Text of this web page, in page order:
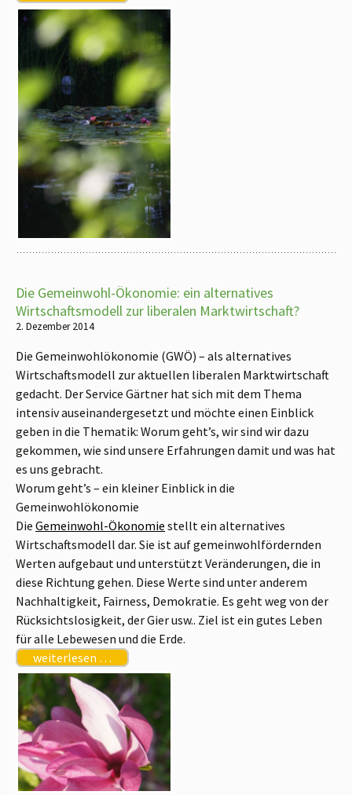
Die Gemeinwohl-Ökonomie: ein alternatives
Wirtschaftsmodell zur liberalen Marktwirtschaft?
2. Dezember 2014
Die Gemeinwohlökonomie (GWÖ) – als alternatives
Wirtschaftsmodell zur aktuellen liberalen Marktwirtschaft
gedacht. Der Service Gärtner hat sich mit dem Thema
intensiv auseinandergesetzt und möchte einen Einblick
geben in die Thematik: Worum geht’s, wir sind wir dazu
gekommen, wie sind unsere Erfahrungen damit und was hat
es uns gebracht.
Worum geht’s – ein kleiner Einblick in die
Gemeinwohlökonomie
Die Gemeinwohl-Ökonomie stellt ein alternatives
Wirtschaftsmodell dar. Sie ist auf gemeinwohlfördernden
Werten aufgebaut und unterstützt Veränderungen, die in
diese Richtung gehen. Diese Werte sind unter anderem
Nachhaltigkeit, Fairness, Demokratie. Es geht weg von der
Rücksichtslosigkeit, der Gier usw.. Ziel ist ein gutes Leben
für alle Lebewesen und die Erde.
weiterlesen …